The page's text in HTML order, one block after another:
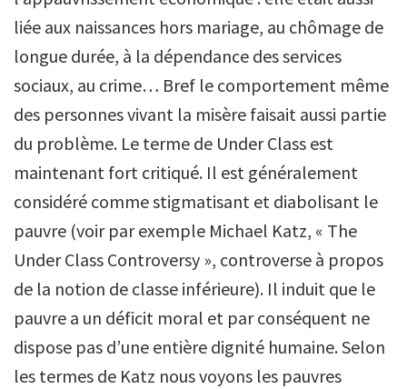
liée aux naissances hors mariage, au chômage de
longue durée, à la dépendance des services
sociaux, au crime… Bref le comportement même
des personnes vivant la misère faisait aussi partie
du problème. Le terme de Under Class est
maintenant fort critiqué. Il est généralement
considéré comme stigmatisant et diabolisant le
pauvre (voir par exemple Michael Katz, « The
Under Class Controversy », controverse à propos
de la notion de classe inférieure). Il induit que le
pauvre a un déficit moral et par conséquent ne
dispose pas d’une entière dignité humaine. Selon
les termes de Katz nous voyons les pauvres